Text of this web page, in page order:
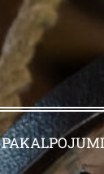
PAKALPOJUMI